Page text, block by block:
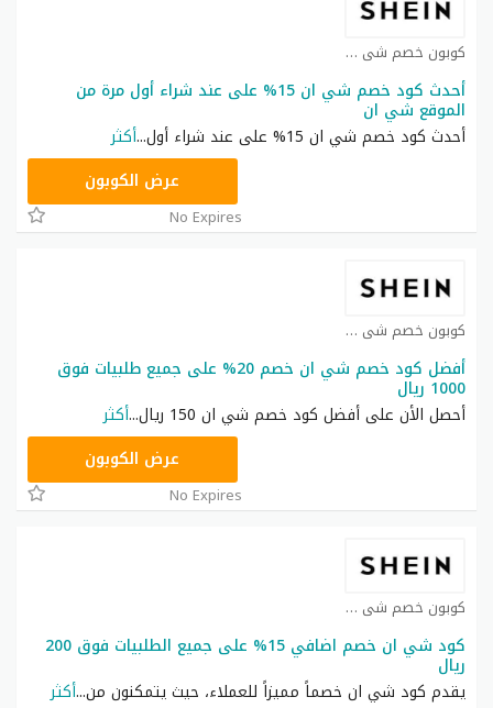
كوبون خصم شي ان كوبون
أحدث كود خصم شي ان 15% على عند شراء أول مرة من
الموقع شي ان
أحدث كود خصم شي ان 15% على عند شراء أول
...أكثر
عرض الكوبون
No Expires
كوبون خصم شي ان كوبون
أفضل كود خصم شي ان خصم 20% على جميع طلبيات فوق
1000 ريال
أحصل الأن على أفضل كود خصم شي ان 150 ريال
...أكثر
عرض الكوبون
No Expires
كوبون خصم شي ان كوبون
كود شي ان خصم اضافي 15% على جميع الطلبيات فوق 200
ريال
يقدم كود شي ان خصماً مميزاً للعملاء، حيث يتمكنون من...أكثر